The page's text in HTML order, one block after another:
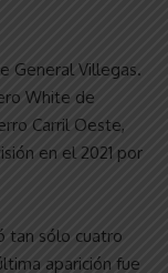
General Villegas.
White de
Carril Oeste,
en el 2021 por
tan sólo cuatro
aparición fue